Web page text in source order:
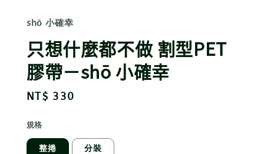
shō 小確幸
只想什麼都不做 割型PET
膠帶－shō 小確幸
Regular
NT$ 330
規格
整捲 分裝